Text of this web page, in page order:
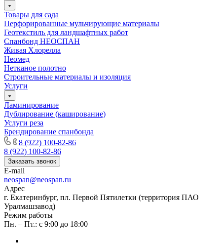
Товары для сада
Перфорированные мульчирующие материалы
Геотекстиль для ландшафтных работ
Спанбонд НЕОСПАН
Живая Хлорелла
Нeомед
Нетканое полотно
Строительные материалы и изоляция
Услуги
Ламинирование
Дублирование (каширование)
Услуги реза
Брендирование спанбонда
8 (922) 100-82-86
8 (922) 100-82-86
Заказать звонок
E-mail
neospan@neospan.ru
Адрес
г. Екатеринбург, пл. Первой Пятилетки (территория ПАО
Уралмашзавод)
Режим работы
Пн. – Пт.: с 9:00 до 18:00